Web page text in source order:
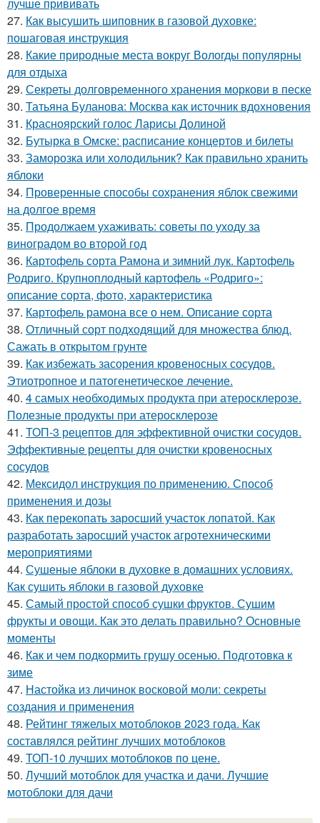
27. Как высушить шиповник в газовой духовке:
пошаговая инструкция
28. Какие природные места вокруг Вологды популярны
для отдыха
29. Секреты долговременного хранения моркови в песке
30. Татьяна Буланова: Москва как источник вдохновения
31. Красноярский голос Ларисы Долиной
32. Бутырка в Омске: расписание концертов и билеты
33. Заморозка или холодильник? Как правильно хранить
яблоки
34. Проверенные способы сохранения яблок свежими
на долгое время
35. Продолжаем ухаживать: советы по уходу за
виноградом во второй год
36. Картофель сорта Рамона и зимний лук. Картофель
Родриго. Крупноплодный картофель «Родриго»:
описание сорта, фото, характеристика
37. Картофель рамона все о нем. Описание сорта
38. Отличный сорт подходящий для множества блюд.
Сажать в открытом грунте
39. Как избежать засорения кровеносных сосудов.
Этиотропное и патогенетическое лечение.
40. 4 самых необходимых продукта при атеросклерозе.
Полезные продукты при атеросклерозе
41. ТОП-3 рецептов для эффективной очистки сосудов.
Эффективные рецепты для очистки кровеносных
сосудов
42. Мексидол инструкция по применению. Способ
применения и дозы
43. Как перекопать заросший участок лопатой. Как
разработать заросший участок агротехническими
мероприятиями
44. Сушеные яблоки в духовке в домашних условиях.
Как сушить яблоки в газовой духовке
45. Самый простой способ сушки фруктов. Сушим
фрукты и овощи. Как это делать правильно? Основные
моменты
46. Как и чем подкормить грушу осенью. Подготовка к
зиме
47. Настойка из личинок восковой моли: секреты
создания и применения
48. Рейтинг тяжелых мотоблоков 2023 года. Как
составлялся рейтинг лучших мотоблоков
49. ТОП-10 лучших мотоблоков по цене.
50. Лучший мотоблок для участка и дачи. Лучшие
мотоблоки для дачи